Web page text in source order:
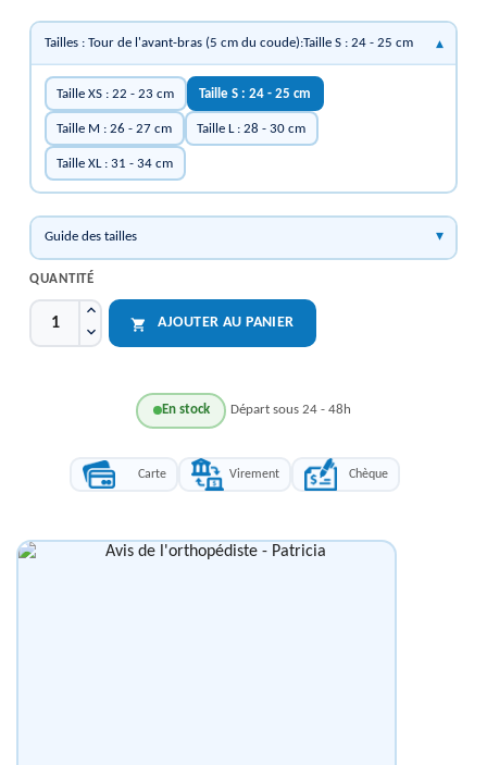
Tailles : Tour de l'avant-bras (5 cm du coude):Taille S : 24 - 25 cm
Taille XS : 22 - 23 cm Taille S : 24 - 25 cm
Taille M : 26 - 27 cm Taille L : 28 - 30 cm
Taille XL : 31 - 34 cm
Guide des tailles
QUANTITÉ
 AJOUTER AU PANIER
En stock Départ sous 24 - 48h
Carte Virement Chèque